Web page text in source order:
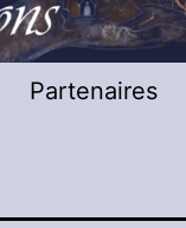
Partenaires